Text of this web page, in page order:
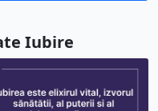
Iubire